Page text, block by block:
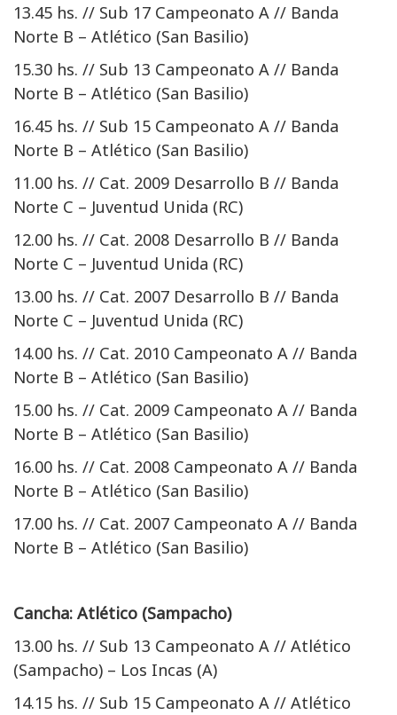
13.45 hs. // Sub 17 Campeonato A // Banda
Norte B – Atlético (San Basilio)
15.30 hs. // Sub 13 Campeonato A // Banda
Norte B – Atlético (San Basilio)
16.45 hs. // Sub 15 Campeonato A // Banda
Norte B – Atlético (San Basilio)
11.00 hs. // Cat. 2009 Desarrollo B // Banda
Norte C – Juventud Unida (RC)
12.00 hs. // Cat. 2008 Desarrollo B // Banda
Norte C – Juventud Unida (RC)
13.00 hs. // Cat. 2007 Desarrollo B // Banda
Norte C – Juventud Unida (RC)
14.00 hs. // Cat. 2010 Campeonato A // Banda
Norte B – Atlético (San Basilio)
15.00 hs. // Cat. 2009 Campeonato A // Banda
Norte B – Atlético (San Basilio)
16.00 hs. // Cat. 2008 Campeonato A // Banda
Norte B – Atlético (San Basilio)
17.00 hs. // Cat. 2007 Campeonato A // Banda
Norte B – Atlético (San Basilio)
Cancha: Atlético (Sampacho)
13.00 hs. // Sub 13 Campeonato A // Atlético
(Sampacho) – Los Incas (A)
14.15 hs. // Sub 15 Campeonato A // Atlético